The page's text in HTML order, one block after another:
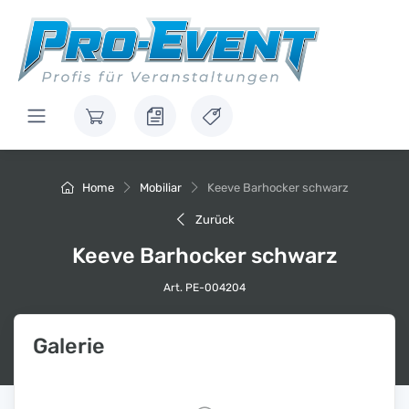
Home Mobiliar Keeve Barhocker schwarz
Zurück
Keeve Barhocker schwarz
Art. PE-004204
Galerie